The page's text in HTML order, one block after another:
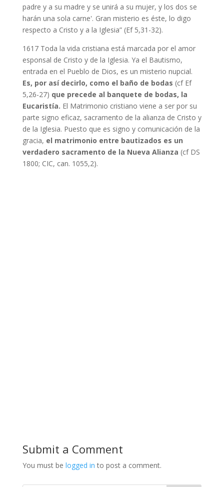
padre y a su madre y se unirá a su mujer, y los dos se
harán una sola carne'. Gran misterio es éste, lo digo
respecto a Cristo y a la Iglesia” (Ef 5,31-32).
1617 Toda la vida cristiana está marcada por el amor
esponsal de Cristo y de la Iglesia. Ya el Bautismo,
entrada en el Pueblo de Dios, es un misterio nupcial.
Es, por así decirlo, como el baño de bodas (cf Ef
5,26-27) que precede al banquete de bodas, la
Eucaristía. El Matrimonio cristiano viene a ser por su
parte signo eficaz, sacramento de la alianza de Cristo y
de la Iglesia. Puesto que es signo y comunicación de la
gracia, el matrimonio entre bautizados es un
verdadero sacramento de la Nueva Alianza (cf DS
1800; CIC, can. 1055,2).
Submit a Comment
You must be logged in to post a comment.